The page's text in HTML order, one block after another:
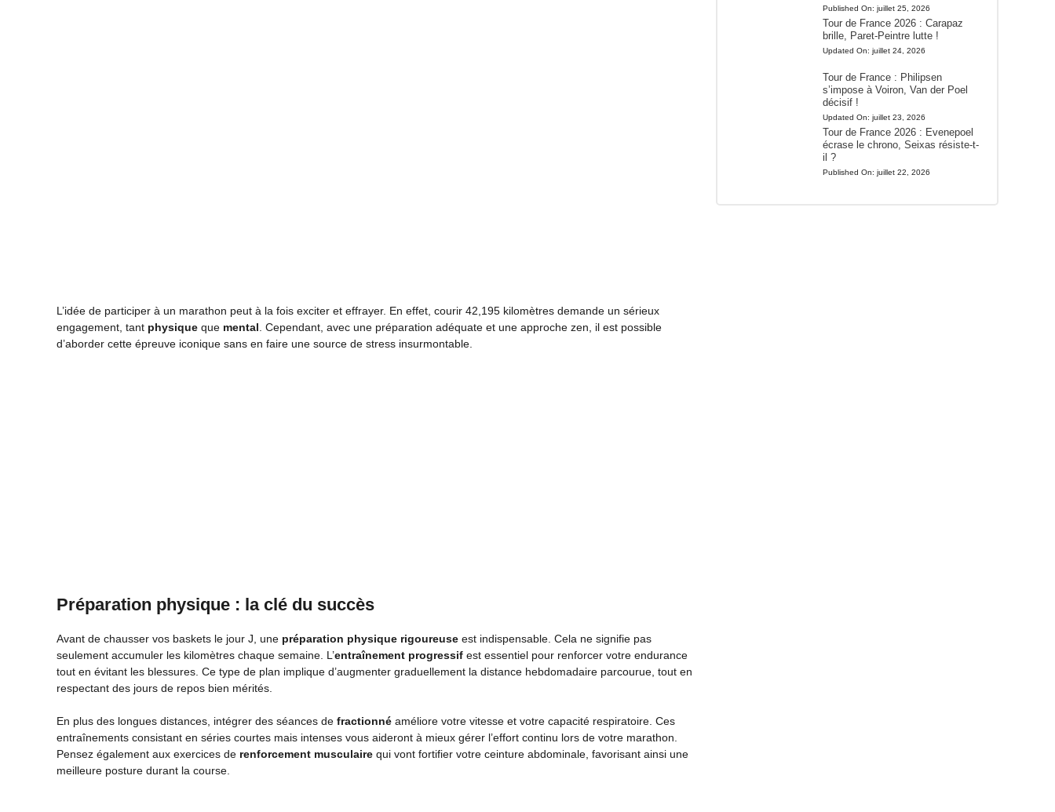
L’idée de participer à un marathon peut à la fois exciter et effrayer. En effet, courir 42,195 kilomètres demande un sérieux
engagement, tant physique que mental . Cependant, avec une préparation adéquate et une approche zen, il est possible
d’aborder cette épreuve iconique sans en faire une source de stress insurmontable.
Préparation physique : la clé du succès
Avant de chausser vos baskets le jour J, une préparation physique rigoureuse est indispensable. Cela ne signifie pas
seulement accumuler les kilomètres chaque semaine. L’entraînement progressif est essentiel pour renforcer votre endurance
tout en évitant les blessures. Ce type de plan implique d’augmenter graduellement la distance hebdomadaire parcourue, tout en
respectant des jours de repos bien mérités.
En plus des longues distances, intégrer des séances de fractionné améliore votre vitesse et votre capacité respiratoire. Ces
entraînements consistant en séries courtes mais intenses vous aideront à mieux gérer l’effort continu lors de votre marathon.
Pensez également aux exercices de renforcement musculaire qui vont fortifier votre ceinture abdominale, favorisant ainsi une
meilleure posture durant la course.
Published On: juillet 25, 2026
Tour de France 2026 : Carapaz
brille, Paret-Peintre lutte !
Updated On: juillet 24, 2026
Tour de France : Philipsen
s’impose à Voiron, Van der Poel
décisif !
Updated On: juillet 23, 2026
Tour de France 2026 : Evenepoel
écrase le chrono, Seixas résiste-t-
il ?
Published On: juillet 22, 2026